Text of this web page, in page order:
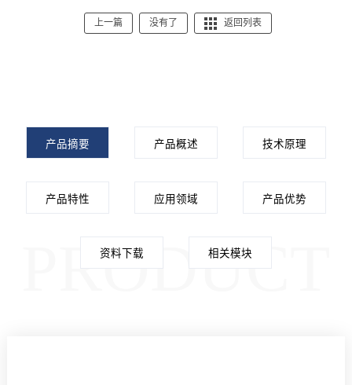
上一篇 没有了 返回列表
产品摘要 产品概述 技术原理
产品特性 应用领域 产品优势
资料下载 相关模块
PRODUCT